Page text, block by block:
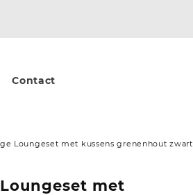
Contact
Loungeset met kussens grenenhout zwart
met